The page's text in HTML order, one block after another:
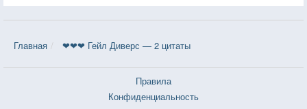
Главная ❤❤❤ Гейл Диверс — 2 цитаты
Правила
Конфиденциальность